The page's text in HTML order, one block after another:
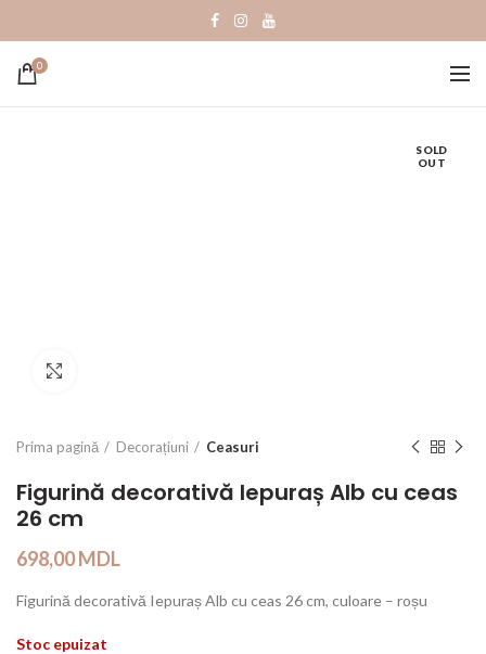
0
SOLD
OUT
Prima pagină Decorațiuni Ceasuri
Figurină decorativă Iepuraș Alb cu ceas
26 cm
698,00MDL
Figurină decorativă Iepuraș Alb cu ceas 26 cm, culoare – roșu
Stoc epuizat